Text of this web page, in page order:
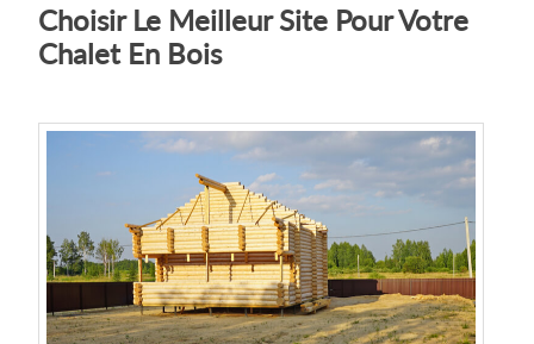
Choisir Le Meilleur Site Pour Votre
Chalet En Bois